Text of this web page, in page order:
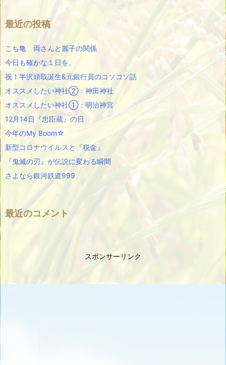
最近の投稿
こち亀 両さんと麗子の関係
今日も確かな１日を。
祝！半沢頭取誕生&元銀行員のコソコソ話
オススメしたい神社②：神田神社
オススメしたい神社①：明治神宮
12月14日『忠臣蔵』の日
今年のMy Boom☆
新型コロナウイルスと『税金』
『鬼滅の刃』が伝説に変わる瞬間
さよなら銀河鉄道999
最近のコメント
スポンサーリンク